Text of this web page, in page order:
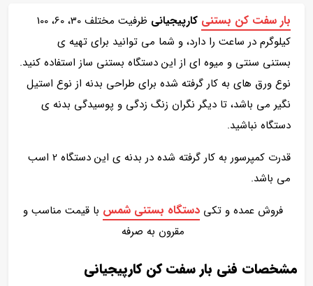
بار سفت کن بستنی کارپیجیانی ظرفیت مختلف
30، 60، 100
کیلوگرم در ساعت را دارد، و شما می توانید برای تهیه ی
بستنی سنتی و میوه ای از این دستگاه بستنی ساز استفاده کنید.
نوع ورق های به کار گرفته شده برای طراحی بدنه از نوع استیل
نگیر می باشد، تا دیگر نگران زنگ زدگی و پوسیدگی بدنه ی
دستگاه نباشید.
قدرت کمپرسور به کار گرفته شده در بدنه ی این دستگاه 2 اسب
می باشد.
فروش عمده و تکی دستگاه بستنی شمس با قیمت مناسب و
مقرون به صرفه
مشخصات فنی بار سفت کن کارپیجیانی